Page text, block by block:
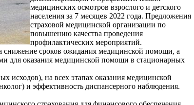
медицинских осмотров взрослого и детского
населения за 7 месяцев 2022 года. Предложения
страховой медицинской организации по
повышению качества проведения
профилактических мероприятий.
сроков ожидания медицинской помощи, а
для оказания медицинской помощи в стационарных
исходов), на всех этапах оказания медицинской
и эффективность диспансерного наблюдения.